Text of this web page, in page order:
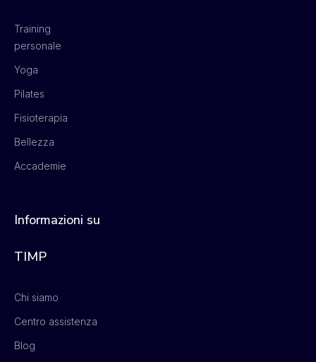
Training
personale
Yoga
Pilates
Fisioterapia
Bellezza
Accademie
Informazioni su
TIMP
Chi siamo
Centro assistenza
Blog